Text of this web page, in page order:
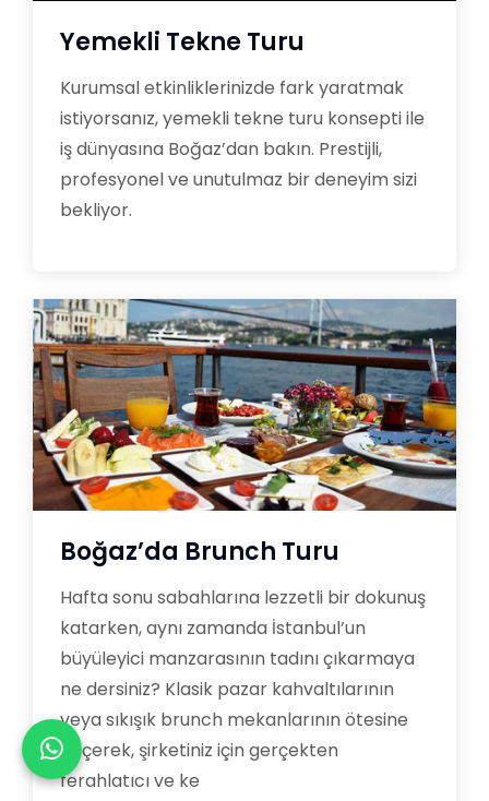
Yemekli Tekne Turu
Kurumsal etkinliklerinizde fark yaratmak
istiyorsanız, yemekli tekne turu konsepti ile
iş dünyasına Boğaz’dan bakın. Prestijli,
profesyonel ve unutulmaz bir deneyim sizi
bekliyor.
Boğaz’da Brunch Turu
Hafta sonu sabahlarına lezzetli bir dokunuş
katarken, aynı zamanda İstanbul’un
büyüleyici manzarasının tadını çıkarmaya
ne dersiniz? Klasik pazar kahvaltılarının
veya sıkışık brunch mekanlarının ötesine
geçerek, şirketiniz için gerçekten
ferahlatıcı ve ke